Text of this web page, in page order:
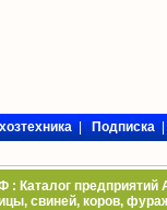
|Подписка
: Каталог
свиней, коров,